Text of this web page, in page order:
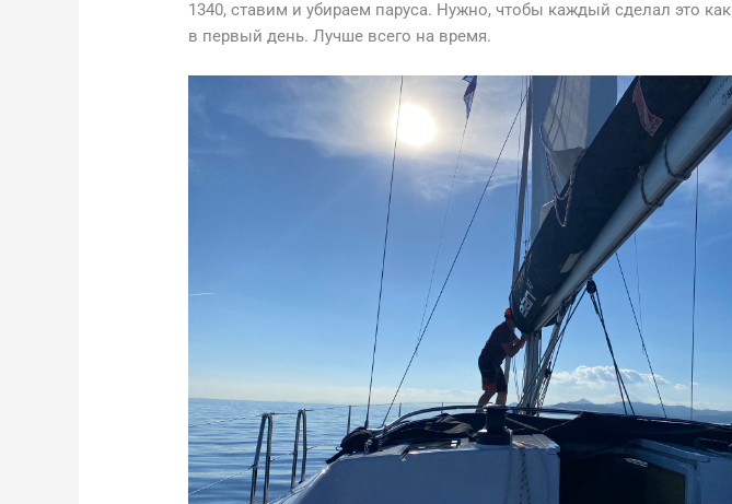
1340, ставим и убираем паруса. Нужно, чтобы каждый сделал это
в первый день. Лучше всего на время.